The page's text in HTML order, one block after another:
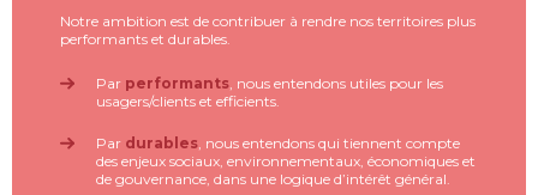
Notre ambition est de contribuer à rendre nos territoires plus
performants et durables.
Par performants, nous entendons utiles pour les
usagers/clients et efficients.
Par durables, nous entendons qui tiennent compte
des enjeux sociaux, environnementaux, économiques et
de gouvernance, dans une logique d’intérêt général.